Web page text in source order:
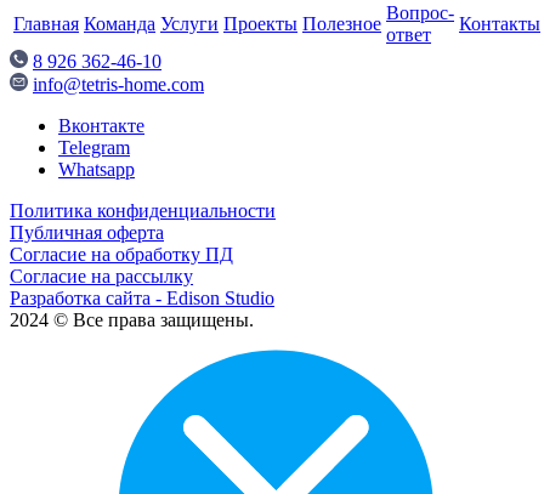
Главная Команда Услуги Проекты Полезное
Вопрос-
ответ
Контакты
8 926 362-46-10
info@tetris-home.com
Вконтакте
Telegram
Whatsapp
Политика конфиденциальности
Публичная оферта
Согласие на обработку ПД
Согласие на рассылку
Разработка сайта - Edison Studio
2024 © Все права защищены.